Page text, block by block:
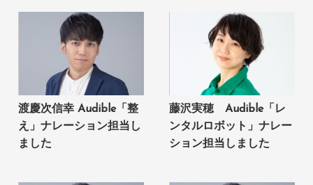
渡慶次信幸 Audible「整
え」ナレーション担当し
ました
藤沢実穂 Audible「レ
ンタルロボット」ナレー
ション担当しました